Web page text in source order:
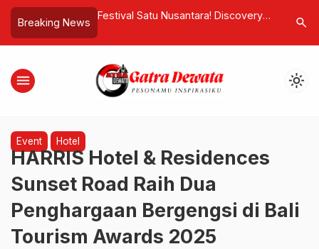
Breaking News
Discovery
Honors
Independence with
Hope
Seruan Investigasi Dugaan Korupsi
Plt. Kadis PKO Kabupaten Rote
Ndao dan Keponakan Kandungnya
Lebih
Generasi
search
menu light_mode
Event Hotel
HARRIS Hotel & Residences
Sunset Road Raih Dua
Penghargaan Bergengsi di Bali
Tourism Awards 2025